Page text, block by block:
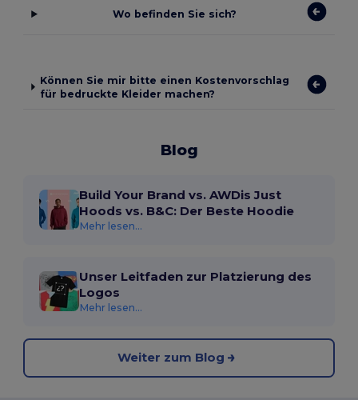
Wo befinden Sie sich?
Können Sie mir bitte einen Kostenvorschlag
für bedruckte Kleider machen?
Blog
Build Your Brand vs. AWDis Just
Hoods vs. B&C: Der Beste Hoodie
Mehr lesen...
Unser Leitfaden zur Platzierung des
Logos
Mehr lesen...
Weiter zum Blog